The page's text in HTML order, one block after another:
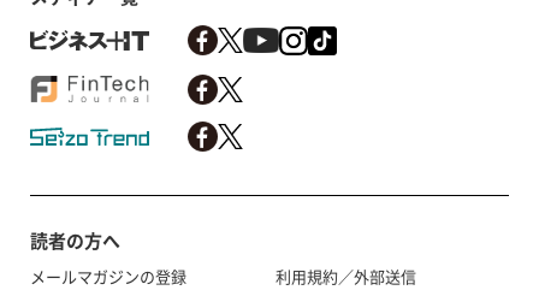
読者の方へ
メールマガジンの登録
利用規約／外部送信